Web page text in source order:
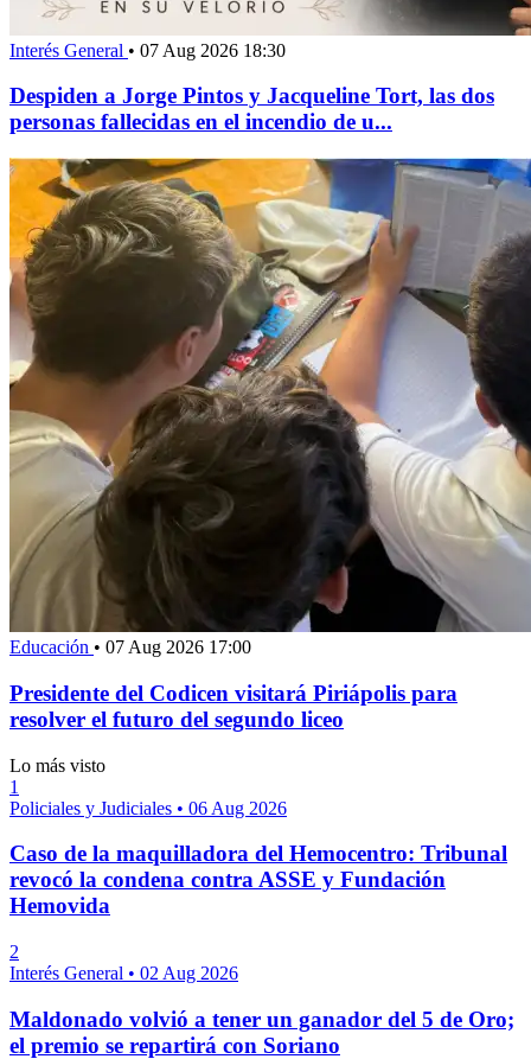
Interés General • 07 Aug 2026 18:30
Despiden a Jorge Pintos y Jacqueline Tort, las dos
personas fallecidas en el incendio de u...
Educación • 07 Aug 2026 17:00
Presidente del Codicen visitará Piriápolis para
resolver el futuro del segundo liceo
Lo más visto
1
Policiales y Judiciales • 06 Aug 2026
Caso de la maquilladora del Hemocentro: Tribunal
revocó la condena contra ASSE y Fundación
Hemovida
2
Interés General • 02 Aug 2026
Maldonado volvió a tener un ganador del 5 de Oro;
el premio se repartirá con Soriano